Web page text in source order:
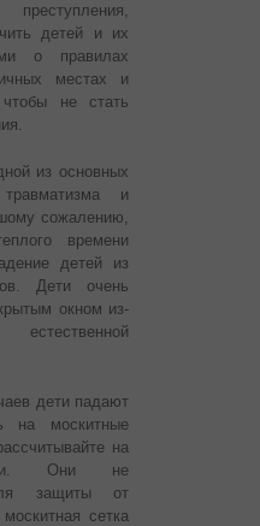
детей и их
о правилах
местах и
не стать
из основных
и
сожалению,
времени
детей из
Дети очень
окном из-
дети падают
на москитные
на
Они не
защиты от
сетка